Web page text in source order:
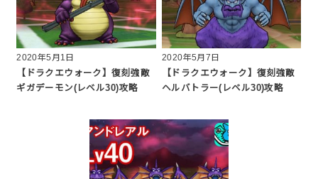
2020年5月1日
【ドラクエウォーク】復刻強敵
ギガデーモン(レベル30)攻略
2020年5月7日
【ドラクエウォーク】復刻強敵
ヘルバトラー(レベル30)攻略